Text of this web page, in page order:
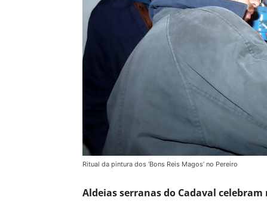
Ritual da pintura dos ‘Bons Reis Magos’ no Pereiro
Aldeias serranas do Cadaval